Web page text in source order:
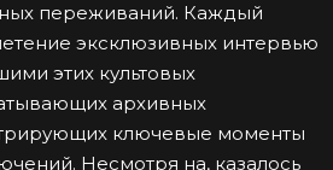
переживаний. Каждый
эксклюзивных интервью
этих культовых
архивных
ключевые моменты
Несмотря на, казалось